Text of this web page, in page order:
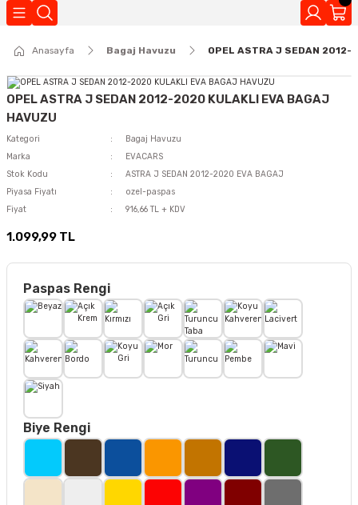
Anasayfa Bagaj Havuzu OPEL ASTRA J SEDAN 2012-
OPEL ASTRA J SEDAN 2012-2020 KULAKLI EVA BAGAJ
HAVUZU
Kategori
Bagaj Havuzu
Marka
EVACARS
Stok Kodu
ASTRA J SEDAN 2012-2020 EVA BAGAJ
Piyasa Fiyatı
ozel-paspas
Fiyat
916,66 TL + KDV
1.099,99 TL
Paspas Rengi
Biye Rengi